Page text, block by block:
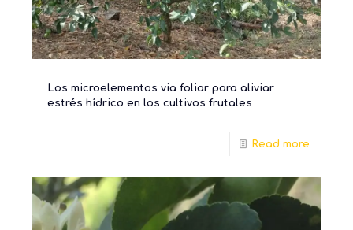
Los microelementos via foliar para aliviar
estrés hídrico en los cultivos frutales
Read more